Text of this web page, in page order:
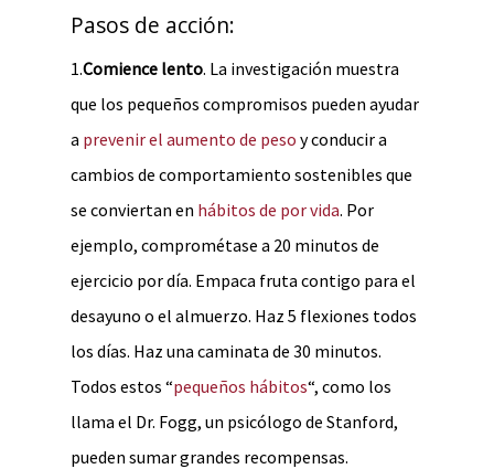
Pasos de acción:
1.Comience lento. La investigación muestra
que los pequeños compromisos pueden ayudar
a prevenir el aumento de peso y conducir a
cambios de comportamiento sostenibles que
se conviertan en hábitos de por vida. Por
ejemplo, comprométase a 20 minutos de
ejercicio por día. Empaca fruta contigo para el
desayuno o el almuerzo. Haz 5 flexiones todos
los días. Haz una caminata de 30 minutos.
Todos estos “pequeños hábitos“, como los
llama el Dr. Fogg, un psicólogo de Stanford,
pueden sumar grandes recompensas.